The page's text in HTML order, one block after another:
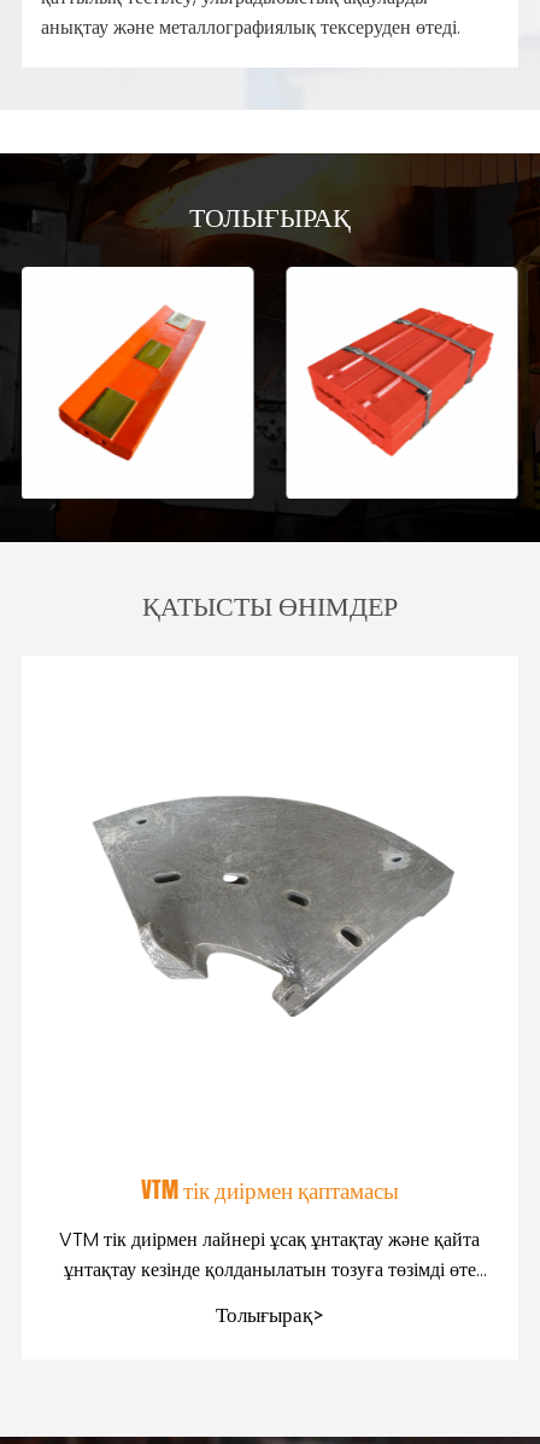
анықтау және металлографиялық тексеруден өтеді.
ТОЛЫҒЫРАҚ
ҚАТЫСТЫ ӨНІМДЕР
VTM тік диірмен қаптамасы
VTM тік диірмен лайнері ұсақ ұнтақтау және қайта
ұнтақтау кезінде қолданылатын тозуға төзімді өте
Толығырақ>